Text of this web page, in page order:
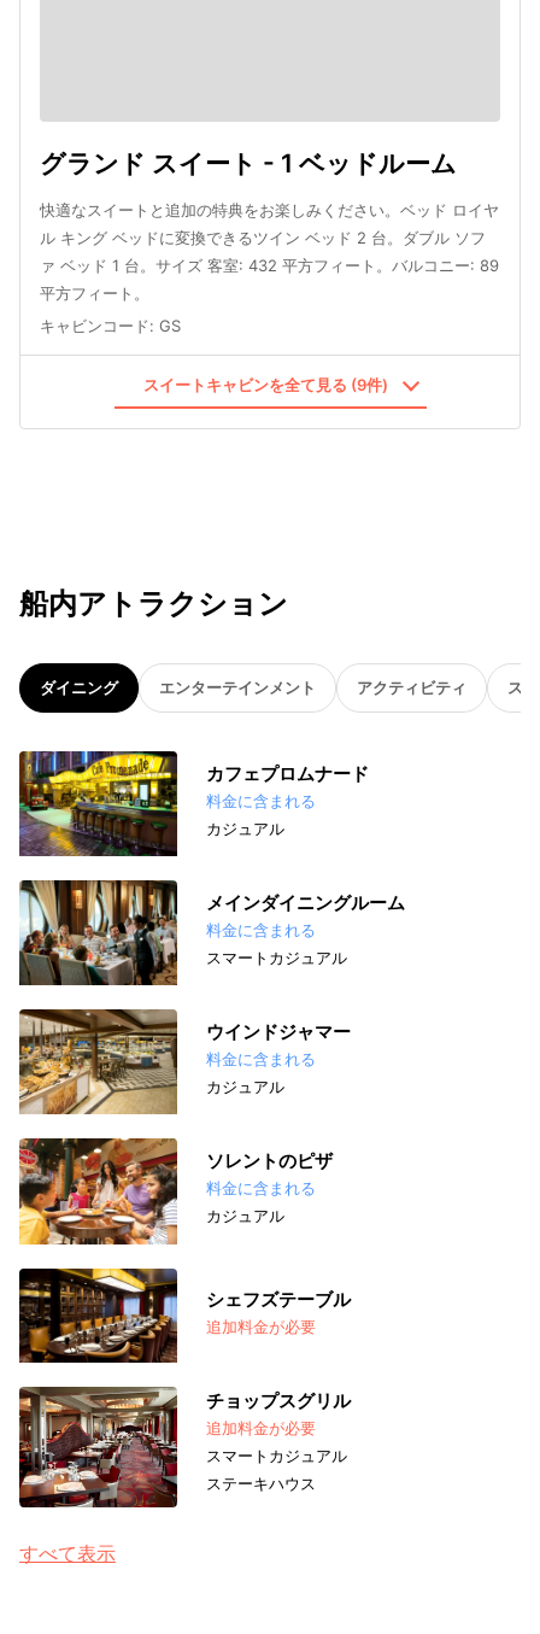
グランド スイート - 1 ベッドルーム
快適なスイートと追加の特典をお楽しみください。ベッド ロイヤ
ル キング ベッドに変換できるツイン ベッド 2 台。ダブル ソフ
ァ ベッド 1 台。サイズ 客室: 432 平方フィート。バルコニー: 89
平方フィート。
キャビンコード: GS
スイートキャビンを全て見る (9件)
船内アトラクション
ダイニング エンターテインメント アクティビティ ス
カフェプロムナード
料金に含まれる
カジュアル
メインダイニングルーム
料金に含まれる
スマートカジュアル
ウインドジャマー
料金に含まれる
カジュアル
ソレントのピザ
料金に含まれる
カジュアル
シェフズテーブル
追加料金が必要
チョップスグリル
追加料金が必要
スマートカジュアル
ステーキハウス
すべて表示